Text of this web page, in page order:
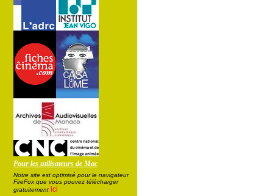
Pour les utilisateurs de Mac
Notre site est optimisé pour le navigateur
FireFox que vous pouvez télécharger
gratuitement ici